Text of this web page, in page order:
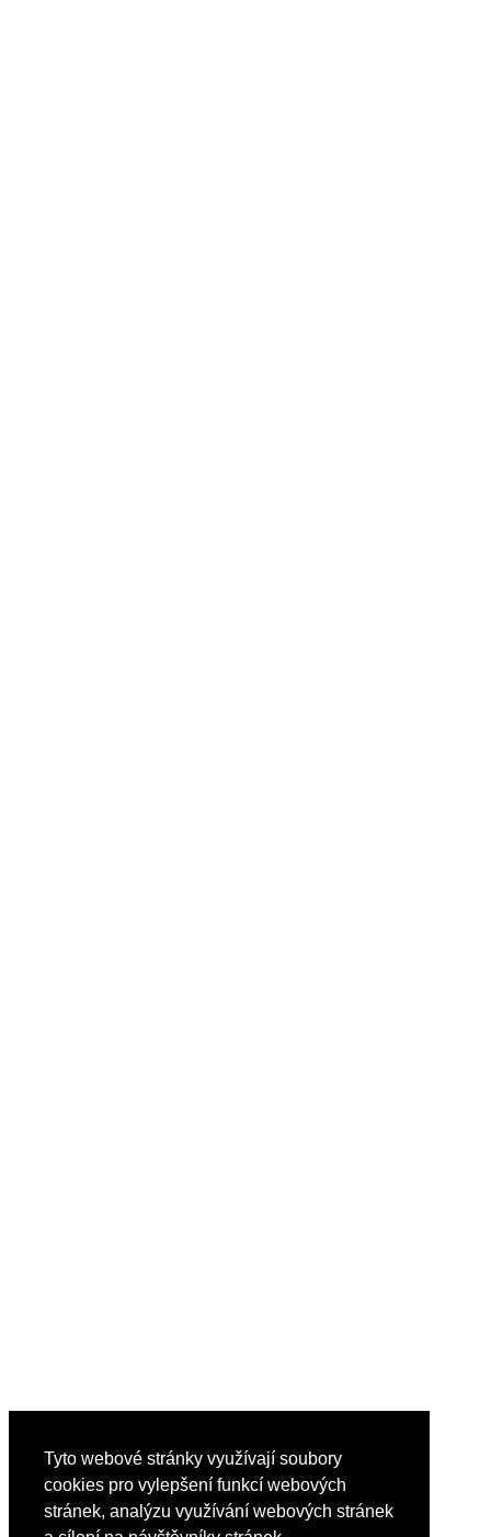
Tyto webové stránky využívají soubory
cookies pro vylepšení funkcí webových
stránek, analýzu využívání webových stránek